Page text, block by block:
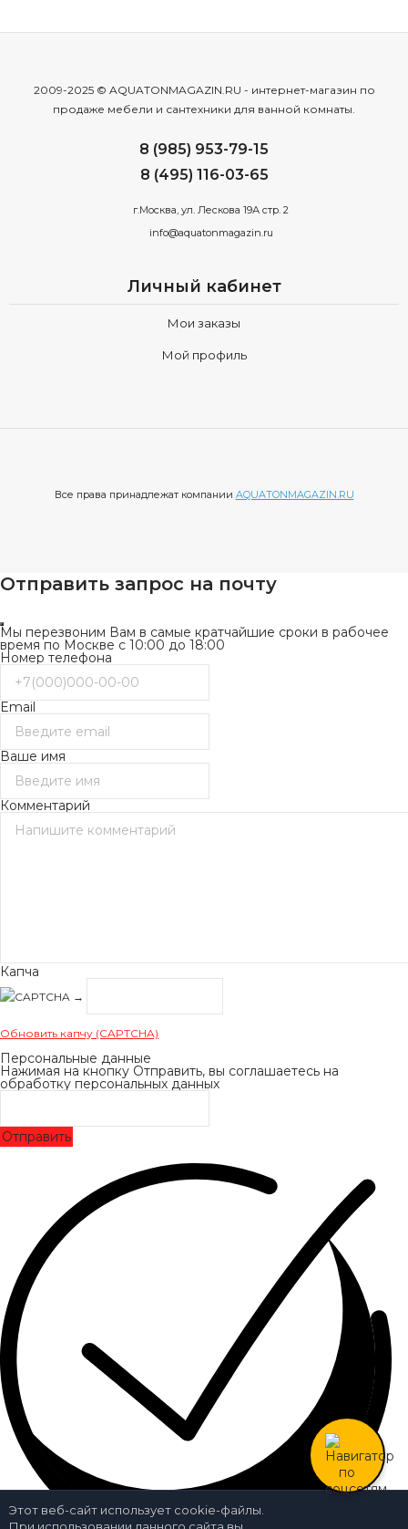
2009-2025 © AQUATONMAGAZIN.RU - интернет-магазин по
продаже мебели и сантехники для ванной комнаты.
8 (985) 953-79-15
8 (495) 116-03-65
г.Москва, ул. Лескова 19А стр. 2
info@aquatonmagazin.ru
Личный кабинет
Мои заказы
Мой профиль
Все права принадлежат компании AQUATONMAGAZIN.RU
Этот веб-сайт использует cookie-файлы.
Отправить запрос на почту
Мы перезвоним Вам в самые кратчайшие сроки в рабочее
время по Москве с 10:00 до 18:00
Номер телефона
Email
Ваше имя
Комментарий
Капча
→
Обновить капчу (CAPTCHA)
Персональные данные
Нажимая на кнопку Отправить, вы соглашаетесь на
обработку персональных данных
Отправить